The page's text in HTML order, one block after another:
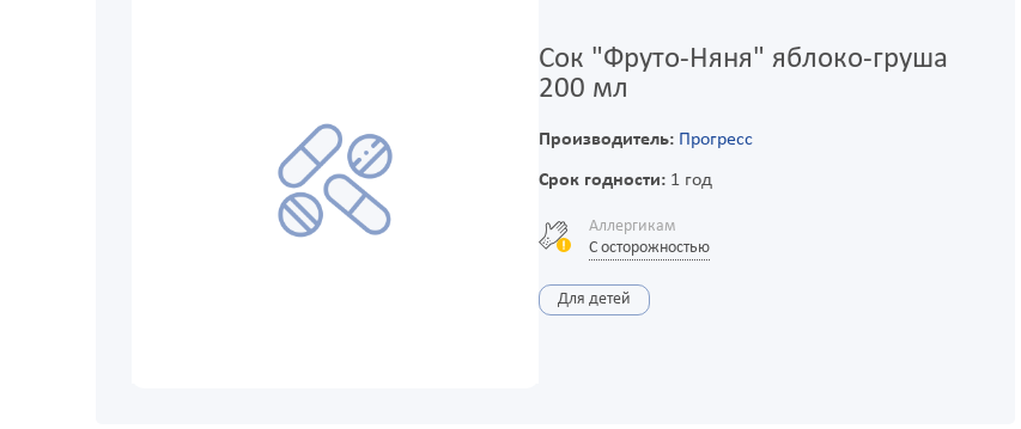
Сок "Фруто-Няня" яблоко-груша
200 мл
Производитель: Прогресс
Срок годности:1 год
Аллергикам
С осторожностью
Для детей